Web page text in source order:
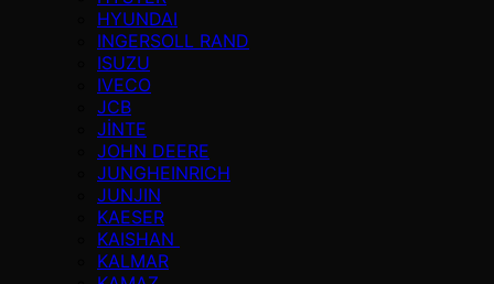
HYUNDAI
INGERSOLL RAND
ISUZU
IVECO
JCB
JİNTE
JOHN DEERE
JUNGHEINRICH
JUNJIN
KAESER
KAISHAN
KALMAR